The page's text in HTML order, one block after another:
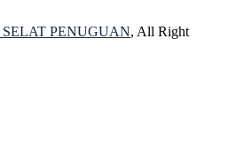
SELAT PENUGUAN, All Right